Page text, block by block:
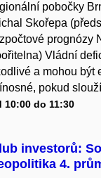
pobočky
Skořepa
prognózy
Vládní
a mohou být
pokud
10:00 do 11:30
investorů:
4.